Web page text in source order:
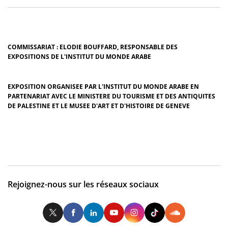
COMMISSARIAT : ELODIE BOUFFARD, RESPONSABLE DES
EXPOSITIONS DE L'INSTITUT DU MONDE ARABE
EXPOSITION ORGANISEE PAR L'INSTITUT DU MONDE ARABE EN
PARTENARIAT AVEC LE MINISTERE DU TOURISME ET DES ANTIQUITES
DE PALESTINE ET LE MUSEE D'ART ET D'HISTOIRE DE GENEVE
Rejoignez-nous sur les réseaux sociaux
TwitterFacebookLinkedInYoutubeInstagram